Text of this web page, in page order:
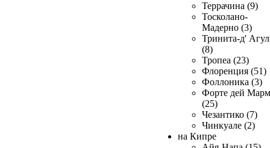
Террачина (9)
Тосколано-
Мадерно (3)
Тринита-д'
(8)
Тропеа (23)
Флоренция (51)
Фоллоника (3)
Форте дей
(25)
Чезантико (7)
Чинкуале (2)
на Кипре